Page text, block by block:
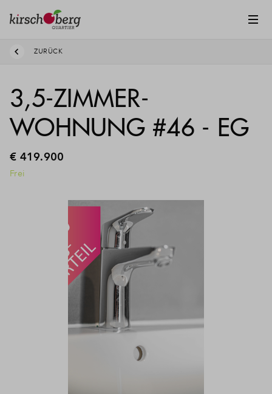
ZURÜCK
3,5-ZIMMER-
WOHNUNG #46 - EG
€ 419.900
Frei